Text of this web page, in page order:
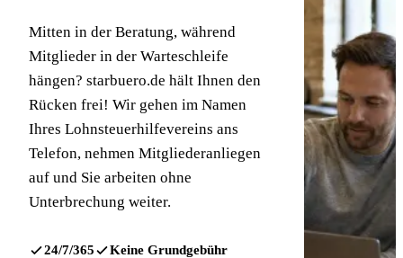
Mitten in der Beratung, während
Mitglieder in der Warteschleife
hängen? starbuero.de hält Ihnen den
Rücken frei! Wir gehen im Namen
Ihres Lohnsteuerhilfevereins ans
Telefon, nehmen Mitgliederanliegen
auf und Sie arbeiten ohne
Unterbrechung weiter.
24/7/365
Keine Grundgebühr